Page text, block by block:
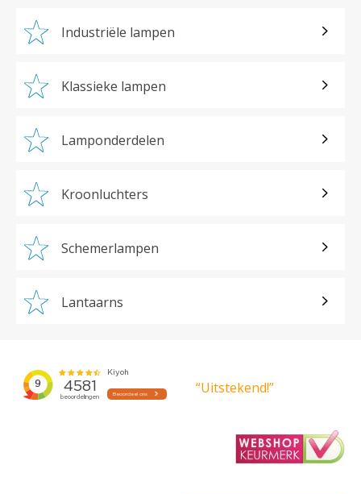
Industriële lampen
Klassieke lampen
Lamponderdelen
Kroonluchters
Schemerlampen
Lantaarns
“Uitstekend!”